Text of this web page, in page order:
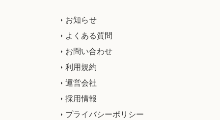
お知らせ
よくある質問
お問い合わせ
利用規約
運営会社
採用情報
プライバシーポリシー